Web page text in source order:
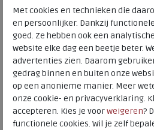
zijn voorzien van een dempende
technologie die zorgt voor een
en extra schokabsorptie.
De slippers zijn ontworpen met
kwalitatieve afwerking, ademende
die zich vormen naar je voet. Ideaal
vakantie of na het sporten.
Ecco slippers dames
Met cookies en technieken die
en persoonlijker. Dankzij
goed. Ze hebben ook een
website elke dag een beetje beter.
advertenties zien. Daarom
gedrag binnen en buiten onze
op een anonieme manier. Meer
onze cookie- en privacyverklaring.
accepteren. Kies je voorweigeren?
functionele cookies. Wil je zelf